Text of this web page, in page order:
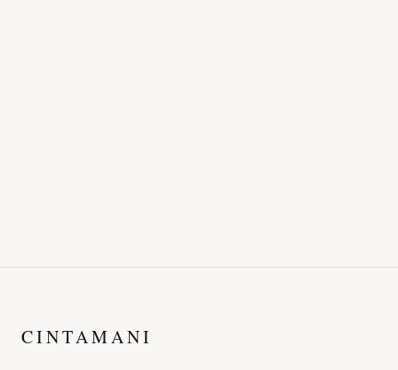
CINTAMANI